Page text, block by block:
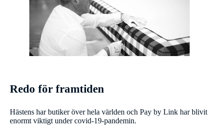
Redo för framtiden
Hästens har butiker över hela världen och Pay by Link har blivit
enormt viktigt under covid-19-pandemin.